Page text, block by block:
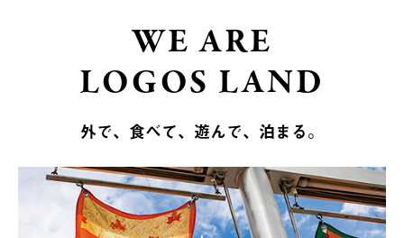
WE ARE
LOGOS LAND
外で、食べて、遊んで、泊まる。